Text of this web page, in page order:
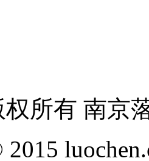
所有 南京